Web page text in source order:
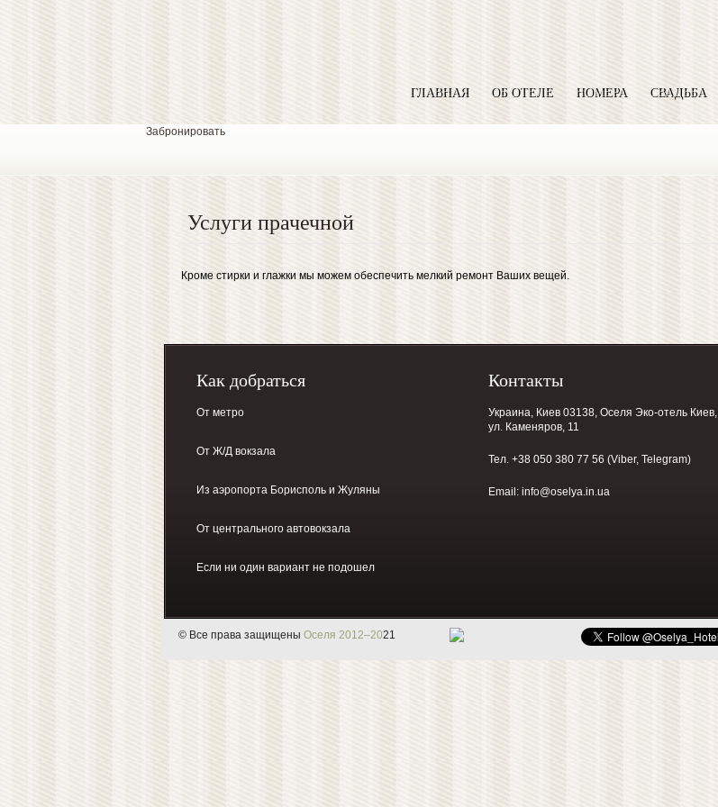
ГЛАВНАЯ ОБ ОТЕЛЕ НОМЕРА СВАДЬБА
Забронировать
Услуги прачечной
Кроме стирки и глажки мы можем обеспечить мелкий ремонт Ваших вещей.
Как добраться
От метро
От Ж/Д вокзала
Из аэропорта Борисполь и Жуляны
От центрального автовокзала
Если ни один вариант не подошел
Контакты
Украина, Киев 03138, Оселя Эко-отель Киев,
ул. Каменяров, 11
Тел. +38 050 380 77 56 (Viber, Telegram)
Email: info@oselya.in.ua
© Все права защищены Оселя 2012–2021